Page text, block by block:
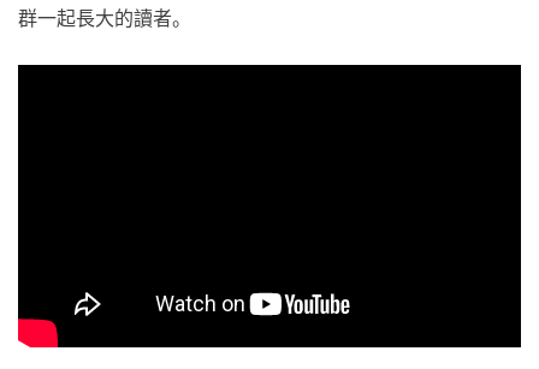
群一起長大的讀者。